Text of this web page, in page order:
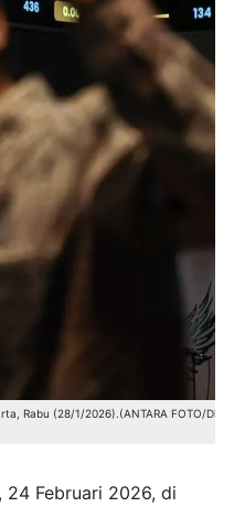
Rabu (28/1/2026).(ANTARA FOTO/Dhemas
24 Februari 2026, di